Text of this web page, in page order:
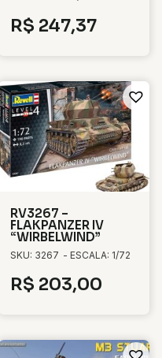
R$ 247,37
RV3267 –
FLAKPANZER IV
“WIRBELWIND”
SKU: 3267 - ESCALA: 1/72
R$ 203,00